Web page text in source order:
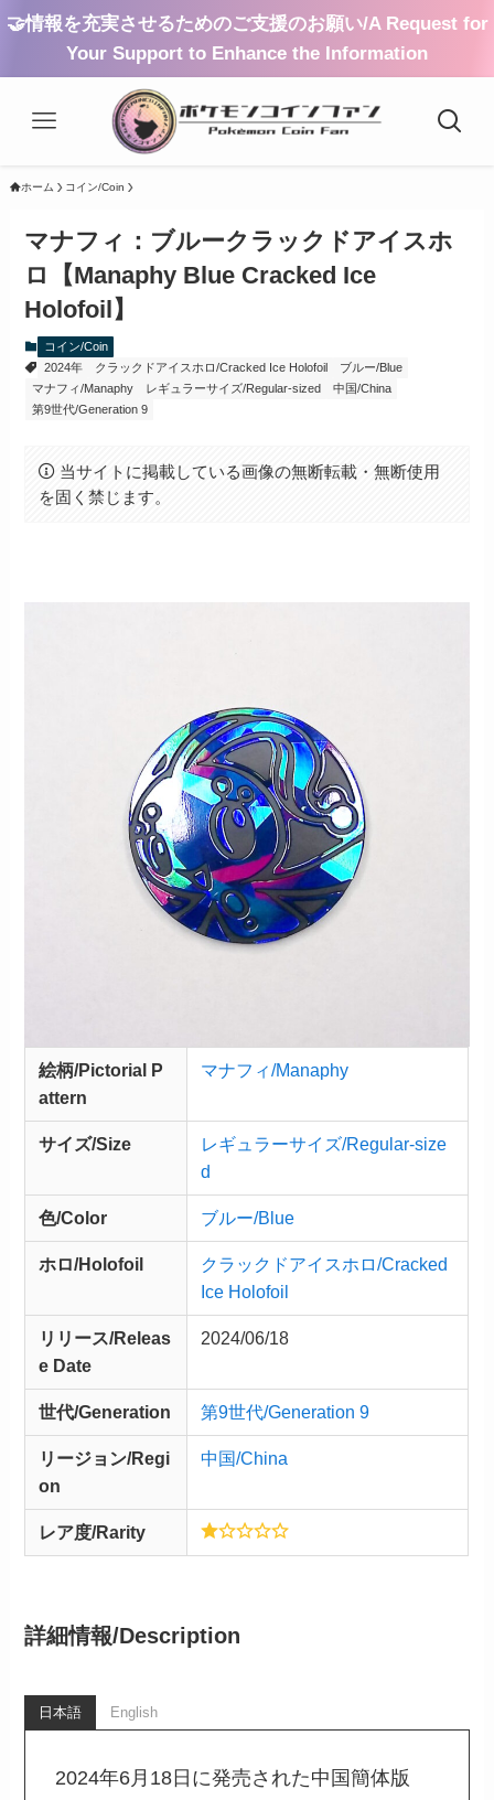
🤝情報を充実させるためのご支援のお願い/A Request for
Your Support to Enhance the Information
ホーム コイン/Coin
マナフィ：ブルークラックドアイスホ
ロ【Manaphy Blue Cracked Ice
Holofoil】
コイン/Coin
2024年
クラックドアイスホロ/Cracked Ice Holofoil
ブルー/Blue
マナフィ/Manaphy
レギュラーサイズ/Regular-sized
中国/China
第9世代/Generation 9
当サイトに掲載している画像の無断転載・無断使用
を固く禁じます。
絵柄/Pictorial P
attern
マナフィ/Manaphy
サイズ/Size
レギュラーサイズ/Regular-size
d
色/Color ブルー/Blue
ホロ/Holofoil
クラックドアイスホロ/Cracked
Ice Holofoil
リリース/Releas
e Date
2024/06/18
世代/Generation 第9世代/Generation 9
リージョン/Regi
on
中国/China
レア度/Rarity
詳細情報/Description
日本語 English
2024年6月18日に発売された中国簡体版